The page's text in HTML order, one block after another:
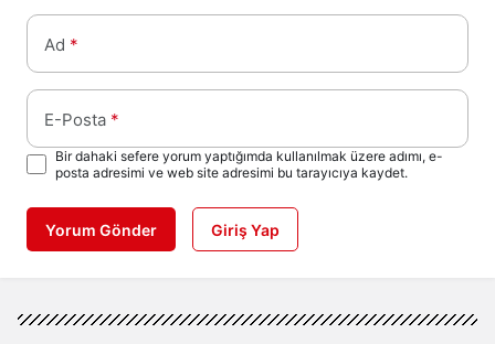
Ad *
E-Posta *
Bir dahaki sefere yorum yaptığımda kullanılmak üzere adımı, e-
posta adresimi ve web site adresimi bu tarayıcıya kaydet.
Yorum Gönder Giriş Yap